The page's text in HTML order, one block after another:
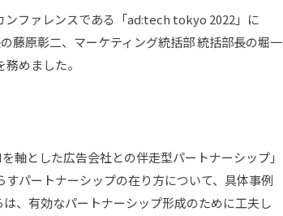
ファレンスである「ad:tech tokyo 2022」に
藤原彰二、マーケティング統括部 統括部長の堀一
めました。
軸とした広告会社との伴走型パートナーシップ」
パートナーシップの在り方について、具体事例
、有効なパートナーシップ形成のために工夫し